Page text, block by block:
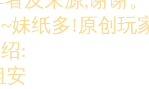
妹纸多!原创玩
:
安